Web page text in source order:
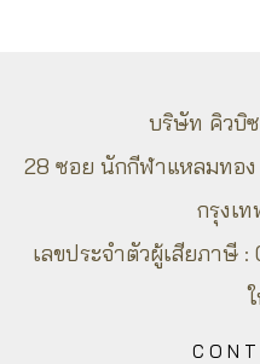
บริษัท คิวบิ
28 ซอย นักกีฬาแหลมทอง
กรุงเ
เลขประจำตัวผู้เสียภาษี :
C O N